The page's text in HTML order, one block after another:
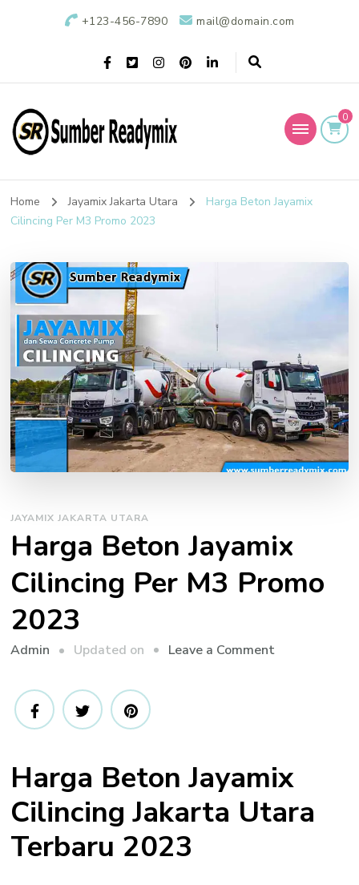
+123-456-7890 mail@domain.com
Sumber Readymix
0
Home Jayamix Jakarta Utara
Harga Beton Jayamix
Cilincing Per M3 Promo 2023
JAYAMIX JAKARTA UTARA
Harga Beton Jayamix
Cilincing Per M3 Promo
2023
Admin Updated on Leave a Commenton
M3
2023
Harga Beton Jayamix
Cilincing Jakarta Utara
Terbaru 2023